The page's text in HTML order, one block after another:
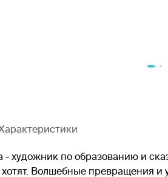
художник по образованию и
хотят. Волшебные превращения